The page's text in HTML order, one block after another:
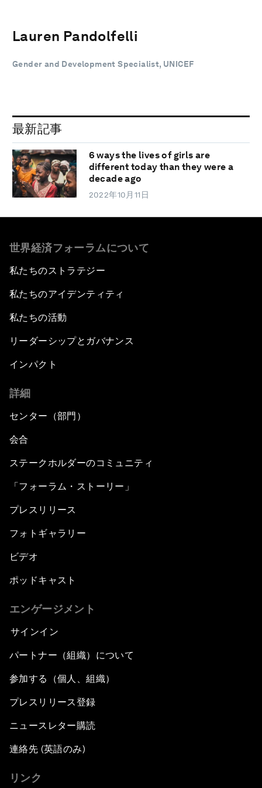
Lauren Pandolfelli
Gender and Development Specialist, UNICEF
最新記事
6 ways the lives of girls are
different today than they were a
decade ago
2022年10月11日
世界経済フォーラムについて
私たちのストラテジー
私たちのアイデンティティ
私たちの活動
リーダーシップとガバナンス
インパクト
詳細
センター（部門）
会合
ステークホルダーのコミュニティ
「フォーラム・ストーリー」
プレスリリース
フォトギャラリー
ビデオ
ポッドキャスト
エンゲージメント
サインイン
パートナー（組織）について
参加する（個人、組織）
プレスリリース登録
ニュースレター購読
連絡先 (英語のみ)
リンク